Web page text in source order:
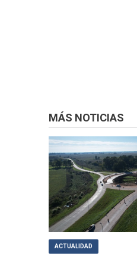
MÁS NOTICIAS
ACTUALIDAD